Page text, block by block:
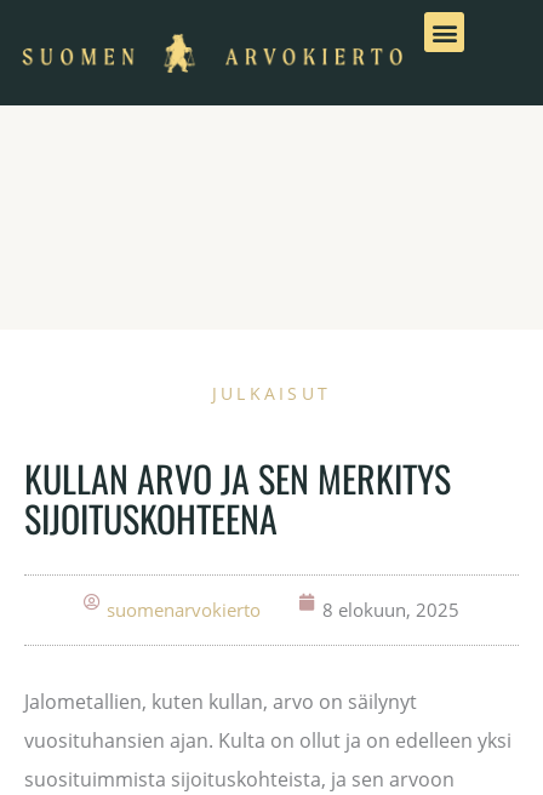
sisältöön
JULKAISUT
KULLAN ARVO JA SEN MERKITYS
SIJOITUSKOHTEENA
suomenarvokierto 8 elokuun, 2025
Jalometallien, kuten kullan, arvo on säilynyt
vuosituhansien ajan. Kulta on ollut ja on edelleen yksi
suosituimmista sijoituskohteista, ja sen arvoon